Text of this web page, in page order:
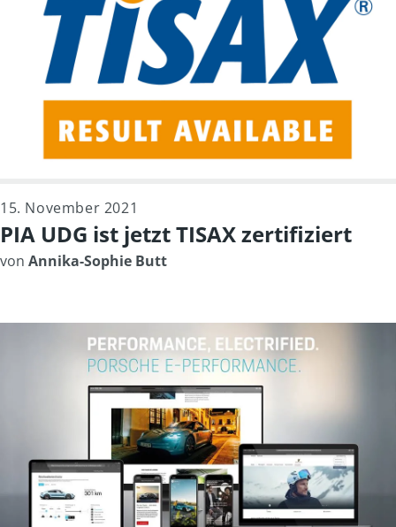
15. November 2021
PIA UDG ist jetzt TISAX zertifiziert
von Annika-Sophie Butt